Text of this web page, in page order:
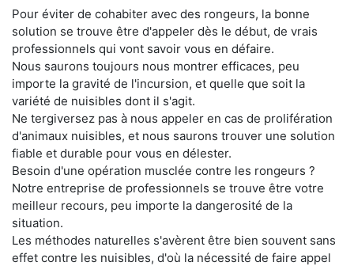
Pour éviter de cohabiter avec des rongeurs, la bonne
solution se trouve être d'appeler dès le début, de vrais
professionnels qui vont savoir vous en défaire.
Nous saurons toujours nous montrer efficaces, peu
importe la gravité de l'incursion, et quelle que soit la
variété de nuisibles dont il s'agit.
Ne tergiversez pas à nous appeler en cas de prolifération
d'animaux nuisibles, et nous saurons trouver une solution
fiable et durable pour vous en délester.
Besoin d'une opération musclée contre les rongeurs ?
Notre entreprise de professionnels se trouve être votre
meilleur recours, peu importe la dangerosité de la
situation.
Les méthodes naturelles s'avèrent être bien souvent sans
effet contre les nuisibles, d'où la nécessité de faire appel